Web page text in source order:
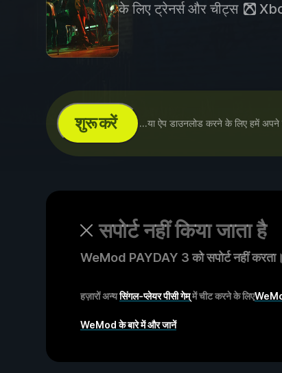
के लिए ट्रेनर्स और चीट्स
शुरू करें ...या ऐप डाउनलोड करने के लिए हमें अपने
सपोर्ट नहीं किया जाता है
WeMod PAYDAY 3 को सपोर्ट नहीं
हज़ारों अन्यसिंगल-प्लेयर पीसी गेम्में चीट करने के लिए
WeMod के बारे में और जानें